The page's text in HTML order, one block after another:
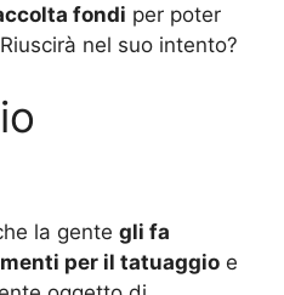
fondi per poter
nel suo intento?
la gente gli fa
per il tatuaggio e